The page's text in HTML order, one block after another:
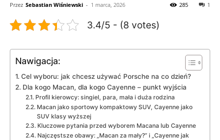
Przez Sebastian Wiśniewski - 1 marca, 2026 1
285
3.4/5 - (8 votes)
Nawigacja:
Cel wyboru: jak chcesz używać Porsche na co dzień?
Dla kogo Macan, dla kogo Cayenne – punkt wyjścia
Profil kierowcy: singiel, para, mała i duża rodzina
Macan jako sportowy kompaktowy SUV, Cayenne jako
SUV klasy wyższej
Kluczowe pytania przed wyborem Macana lub Cayenne
Najczęstsze obawy: „Macan za mały?” i „Cayenne jak